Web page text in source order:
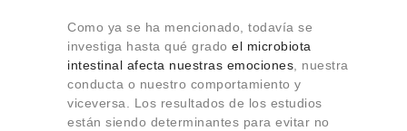
Como ya se ha mencionado, todavía se
investiga hasta qué grado el microbiota
intestinal afecta nuestras emociones , nuestra
conducta o nuestro comportamiento y
viceversa. Los resultados de los estudios
están siendo determinantes para evitar no